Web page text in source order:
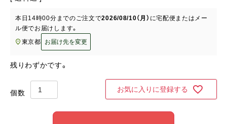
本日 14時00分 までのご注文で2026/08/10（月） に宅配便またはメー
ル便でお届けします。
東京都
お届け先を変更
残りわずかです。
お気に入りに登録する